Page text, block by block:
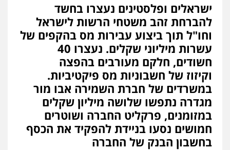
ישראלים ופלסטינים נעצרו בחשד
להברחת זהב משטחי הרשות לישראל
וחו"ל תוך ביצוע עבירות מס בהקפים של
עשרות מיליוני שקלים. נעצרו 40
חשודים, חלקם מעורבים בהפצה
וקיזוז של חשבוניות מס פיקטיביות.
במשרדים של חברת השמירה אבו מור
מגדרה נתפשו שלושה מיליון שקלים
במזומנים, פרקליט החברה ושוטרים
חמושים נסעו בניידת להפקיד את הכסף
בחשבון הבנק של החברה